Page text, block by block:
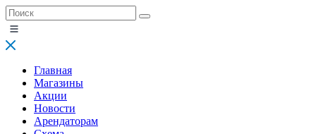
Главная
Магазины
Акции
Новости
Арендаторам